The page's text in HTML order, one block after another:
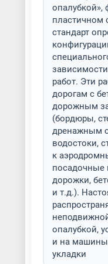
пластичном
стандарт
работ. Эти
дорогам с
дорожным
(бордюры,
дренажным
водостоки,
к
посадочные
дорожки,
и т.д.).
опалубкой,
и на машины
укладки